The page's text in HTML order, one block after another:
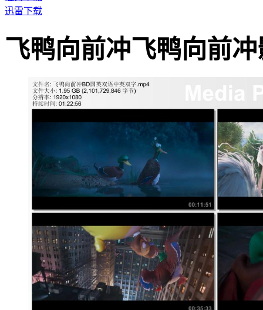
迅雷下载
飞鸭向前冲飞鸭向前冲